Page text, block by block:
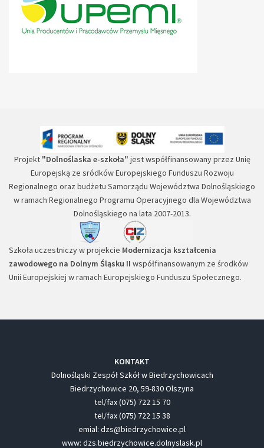
Projekt "Dolnoślaska e-szkoła" jest współfinansowany przez Unię
Europejską ze sródków Europejskiego Funduszu Rozwoju
Regionalnego oraz budżetu Samorządu Województwa Dolnośląskiego
w ramach Regionalnego Programu Operacyjnego dla Województwa
Dolnośląskiego na lata 2007-2013.
Szkoła uczestniczy w projekcie Modernizacja kształcenia
zawodowego na Dolnym Śląsku II współfinansowanym ze środków
Unii Europejskiej w ramach Europejskiego Funduszu Społecznego.
KONTAKT
Dolnośląski Zespół Szkół w Biedrzychowicach
Biedrzychowice 20, 59-830 Olszyna
tel/fax (075) 722 15 70
tel/fax (075) 722 15 38
emial: dzs@biedrzychowice.pl
www: dzs.biedrzychowice.dolnyslask.pl